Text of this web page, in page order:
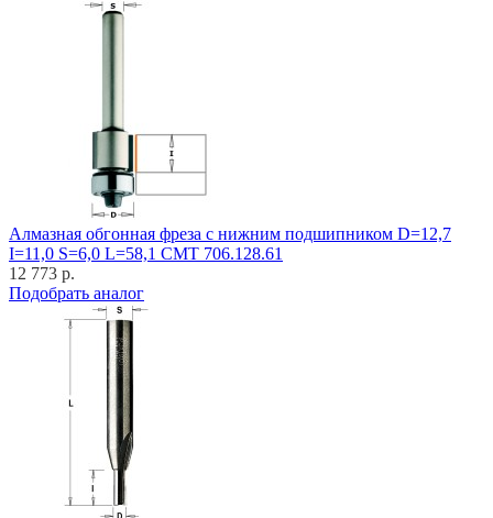
Алмазная обгонная фреза с нижним подшипником D=12,7
I=11,0 S=6,0 L=58,1 CMT 706.128.61
12 773 р.
Подобрать аналог